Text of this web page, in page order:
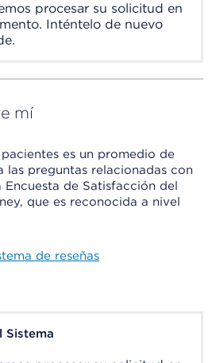
procesar su solicitud en
Inténtelo de nuevo
mí
es un promedio de
las preguntas relacionadas con
Encuesta de Satisfacción del
que es reconocida a nivel
de reseñas
Sistema